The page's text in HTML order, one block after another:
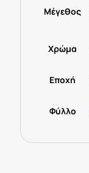
Μέγεθος
Χρώμα
Εποχή
Φύλλο